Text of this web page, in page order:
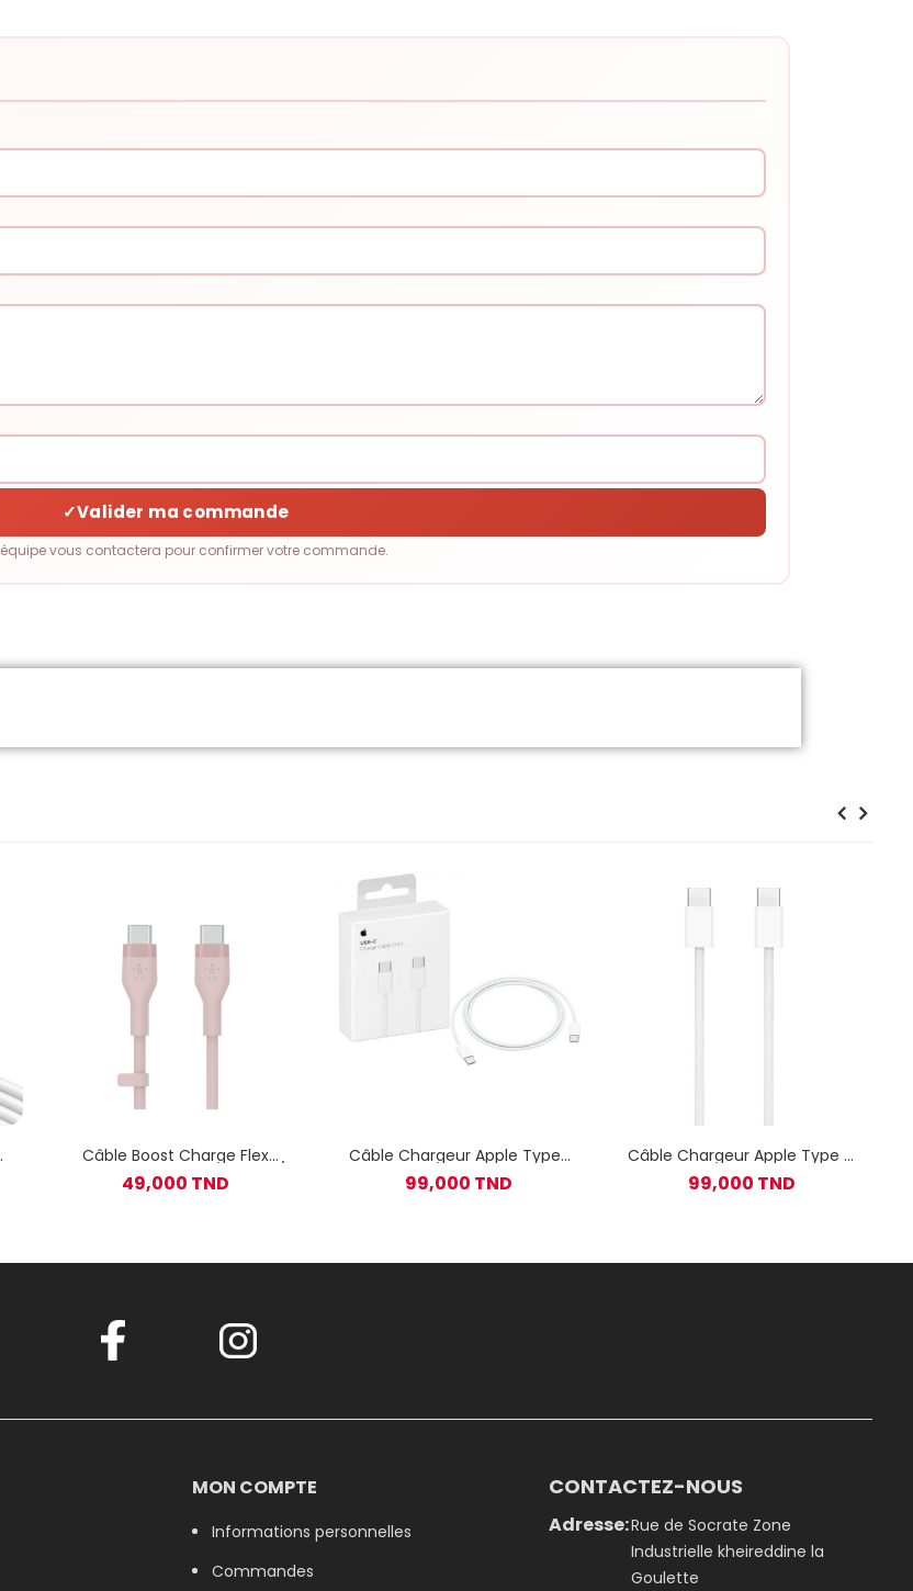
✓Valider ma commande
équipe vous contactera pour confirmer votre commande.
Câble Boost Charge Flex
Belkin USB-C vers USB-C 1M /
Rose
49,000 TND
Câble Chargeur Apple Type-
C Vers Type-C Blanc
99,000 TND
Câble Chargeur Apple Type C
Vers Type C Blanc
99,000 TND
MON COMPTE
Informations personnelles
Commandes
CONTACTEZ-NOUS
Adresse:Rue de Socrate Zone
Industrielle kheireddine la
Goulette